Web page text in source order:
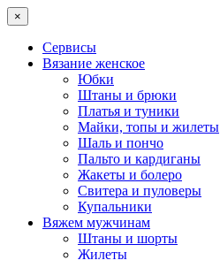
×
Сервисы
Вязание женское
Юбки
Штаны и брюки
Платья и туники
Майки, топы и жилеты
Шаль и пончо
Пальто и кардиганы
Жакеты и болеро
Свитера и пуловеры
Купальники
Вяжем мужчинам
Штаны и шорты
Жилеты